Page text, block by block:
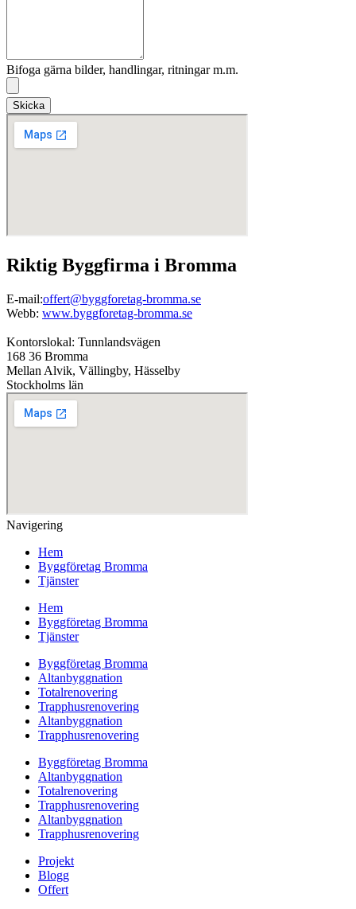
Bifoga gärna bilder, handlingar, ritningar m.m.
Skicka
Riktig Byggfirma i Bromma
E-mail:offert@byggforetag-bromma.se
Webb: www.byggforetag-bromma.se
Kontorslokal: Tunnlandsvägen
168 36 Bromma
Mellan Alvik, Vällingby, Hässelby
Stockholms län
Navigering
Hem
Byggföretag Bromma
Tjänster
Hem
Byggföretag Bromma
Tjänster
Byggföretag Bromma
Altanbyggnation
Totalrenovering
Trapphusrenovering
Altanbyggnation
Trapphusrenovering
Byggföretag Bromma
Altanbyggnation
Totalrenovering
Trapphusrenovering
Altanbyggnation
Trapphusrenovering
Projekt
Blogg
Offert